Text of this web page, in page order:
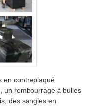
en contreplaqué
un rembourrage à bulles
des sangles en